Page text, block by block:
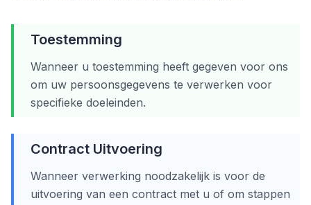
Toestemming
Wanneer u toestemming heeft gegeven voor ons
om uw persoonsgegevens te verwerken voor
specifieke doeleinden.
Contract Uitvoering
Wanneer verwerking noodzakelijk is voor de
uitvoering van een contract met u of om stappen